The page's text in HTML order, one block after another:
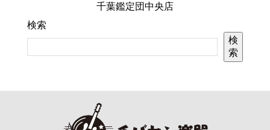
千葉鑑定団中央店
検索
検
索